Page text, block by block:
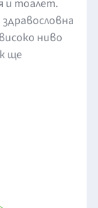
и тоалет.
ниво
ще